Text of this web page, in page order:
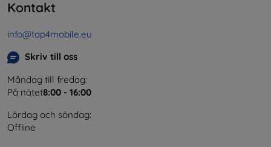
Kontakt
info@top4mobile.eu
Skriv till oss
Måndag till fredag:
På nätet8:00 - 16:00
Lördag och söndag:
Offline